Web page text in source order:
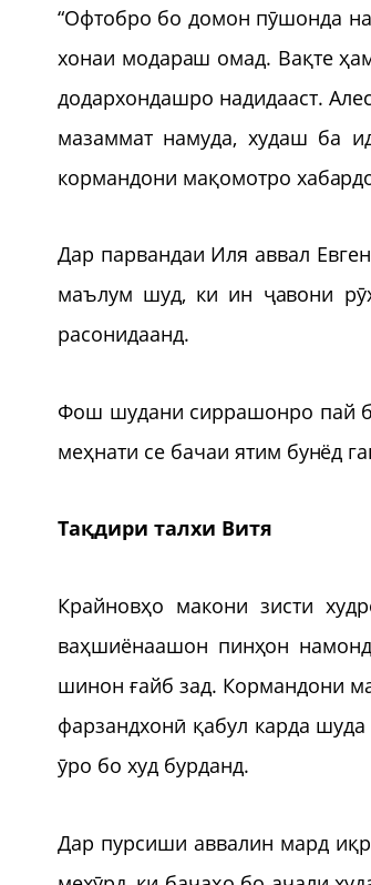
“Офтобро бо домон пӯшонда
хонаи модараш омад. Вақте
додархондашро надидааст.
мазаммат намуда, худаш ба
кормандони мақомотро
Дар парвандаи Иля аввал
маълум шуд, ки ин ҷавони
расонидаанд.
Фош шудани сиррашонро пай
меҳнати се бачаи ятим бунёд
Тақдири талхи Витя
Крайновҳо макони зисти
ваҳшиёнаашон пинҳон
шинон ғайб зад. Кормандони
фарзандхонӣ қабул карда
ӯро бо худ бурданд.
Дар пурсиши аввалин мард